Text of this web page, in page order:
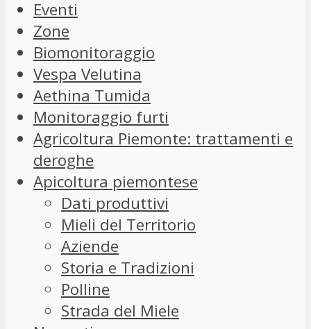
Eventi
Zone
Biomonitoraggio
Vespa Velutina
Aethina Tumida
Monitoraggio furti
Agricoltura Piemonte: trattamenti e
deroghe
Apicoltura piemontese
Dati produttivi
Mieli del Territorio
Aziende
Storia e Tradizioni
Polline
Strada del Miele